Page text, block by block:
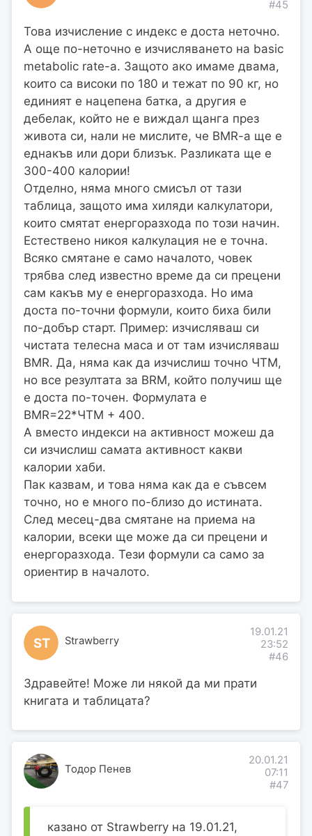
#45
Това изчисление с индекс е доста неточно.
А още по-неточно е изчисляването на basic
metabolic rate-a. Защото ако имаме двама,
които са високи по 180 и тежат по 90 кг, но
единият е нацепена батка, а другия е
дебелак, който не е виждал щанга през
живота си, нали не мислите, че BMR-a ще е
еднакъв или дори близък. Разликата ще е
300-400 калории!
Отделно, няма много смисъл от тази
таблица, защото има хиляди калкулатори,
които смятат енергоразхода по този начин.
Естествено никоя калкулация не е точна.
Всяко смятане е само началото, човек
трябва след известно време да си прецени
сам какъв му е енергоразхода. Но има
доста по-точни формули, които биха били
по-добър старт. Пример: изчисляваш си
чистата телесна маса и от там изчисляваш
BMR. Да, няма как да изчислиш точно ЧТМ,
но все резултата за BRM, който получиш ще
е доста по-точен. Формулата е
BMR=22*ЧТМ + 400.
А вместо индекси на активност можеш да
си изчислиш самата активност какви
калории хаби.
Пак казвам, и това няма как да е съвсем
точно, но е много по-близо до истината.
След месец-два смятане на приема на
калории, всеки ще може да си прецени и
енергоразхода. Тези формули са само за
ориентир в началото.
ST Strawberry
19.01.21
23:52
#46
Здравейте! Може ли някой да ми прати
книгата и таблицата?
Тодор Пенев
20.01.21
07:11
#47
казано от Strawberry на 19.01.21,